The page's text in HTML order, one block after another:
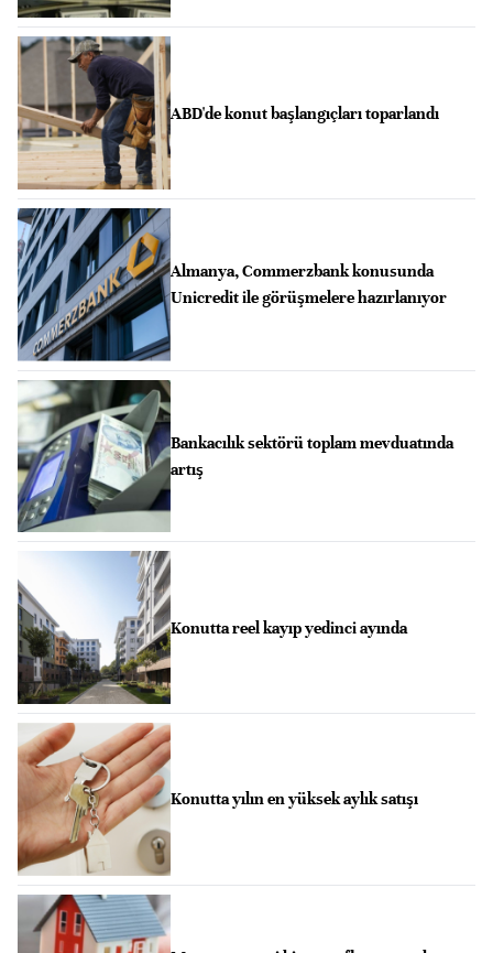
ABD'de konut başlangıçları toparlandı
Almanya, Commerzbank konusunda
Unicredit ile görüşmelere hazırlanıyor
Bankacılık sektörü toplam mevduatında
artış
Konutta reel kayıp yedinci ayında
Konutta yılın en yüksek aylık satışı